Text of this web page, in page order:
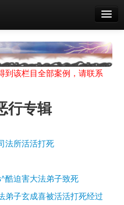
到该栏目全部案例，请联系
行专辑
法所活活打死
酷迫害大法弟子致死
弟子玄成喜被活活打死经过